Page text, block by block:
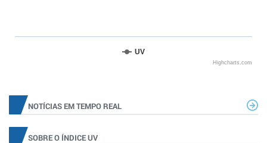
UV
Highcharts.com
NOTÍCIAS EM TEMPO REAL
SOBRE O ÍNDICE UV